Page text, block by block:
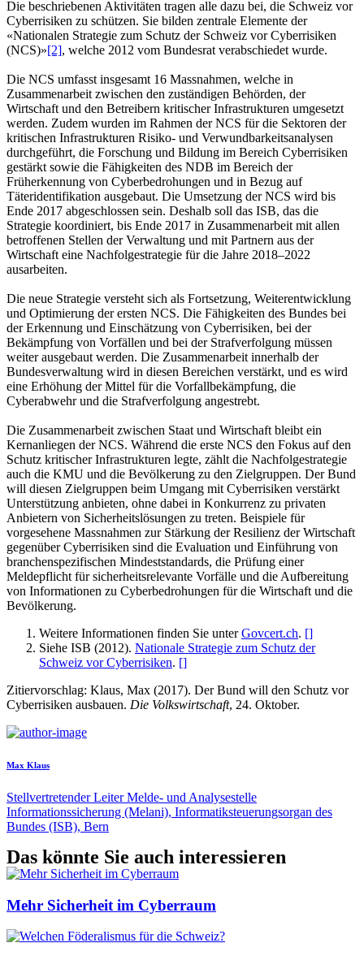
Die beschriebenen Aktivitäten tragen alle dazu bei, die Schweiz vor
Cyberrisiken zu schützen. Sie bilden zentrale Elemente der
«Nationalen Strategie zum Schutz der Schweiz vor Cyberrisiken
(NCS)»[2], welche 2012 vom Bundesrat verabschiedet wurde.
Die NCS umfasst insgesamt 16 Massnahmen, welche in
Zusammenarbeit zwischen den zuständigen Behörden, der
Wirtschaft und den Betreibern kritischer Infrastrukturen umgesetzt
werden. Zudem wurden im Rahmen der NCS für die Sektoren der
kritischen Infrastrukturen Risiko- und Verwundbarkeitsanalysen
durchgeführt, die Forschung und Bildung im Bereich Cyberrisiken
gestärkt sowie die Fähigkeiten des NDB im Bereich der
Früherkennung von Cyberbedrohungen und in Bezug auf
Täteridentifikation ausgebaut. Die Umsetzung der NCS wird bis
Ende 2017 abgeschlossen sein. Deshalb soll das ISB, das die
Strategie koordiniert, bis Ende 2017 in Zusammenarbeit mit allen
betroffenen Stellen der Verwaltung und mit Partnern aus der
Wirtschaft eine Nachfolgestrategie für die Jahre 2018–2022
ausarbeiten.
Die neue Strategie versteht sich als Fortsetzung, Weiterentwicklung
und Optimierung der ersten NCS. Die Fähigkeiten des Bundes bei
der Erkennung und Einschätzung von Cyberrisiken, bei der
Bekämpfung von Vorfällen und bei der Strafverfolgung müssen
weiter ausgebaut werden. Die Zusammenarbeit innerhalb der
Bundesverwaltung wird in diesen Bereichen verstärkt, und es wird
eine Erhöhung der Mittel für die Vorfallbekämpfung, die
Cyberabwehr und die Strafverfolgung angestrebt.
Die Zusammenarbeit zwischen Staat und Wirtschaft bleibt ein
Kernanliegen der NCS. Während die erste NCS den Fokus auf den
Schutz kritischer Infrastrukturen legte, zählt die Nachfolgestrategie
auch die KMU und die Bevölkerung zu den Zielgruppen. Der Bund
will diesen Zielgruppen beim Umgang mit Cyberrisiken verstärkt
Unterstützung anbieten, ohne dabei in Konkurrenz zu privaten
Anbietern von Sicherheitslösungen zu treten. Beispiele für
vorgesehene Massnahmen zur Stärkung der Resilienz der Wirtschaft
gegenüber Cyberrisiken sind die Evaluation und Einführung von
branchenspezifischen Mindeststandards, die Prüfung einer
Meldepflicht für sicherheitsrelevante Vorfälle und die Aufbereitung
von Informationen zu Cyberbedrohungen für die Wirtschaft und die
Bevölkerung.
Weitere Informationen finden Sie unterGovcert.ch. []
Siehe ISB (2012). Nationale Strategie zum Schutz der
Schweiz vor Cyberrisiken. []
Zitiervorschlag: Klaus, Max (2017). Der Bund will den Schutz vor
Cyberrisiken ausbauen. Die Volkswirtschaft, 24. Oktober.
Max Klaus
Stellvertretender Leiter Melde- und Analysestelle
Informationssicherung (Melani), Informatiksteuerungsorgan des
Bundes (ISB), Bern
Das könnte Sie auch interessieren
Mehr Sicherheit im Cyberraum